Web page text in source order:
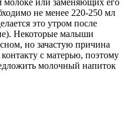
не менее 220-250 мл
это утром после
Некоторые малыши
но зачастую причина
с матерью, поэтому
молочный напиток